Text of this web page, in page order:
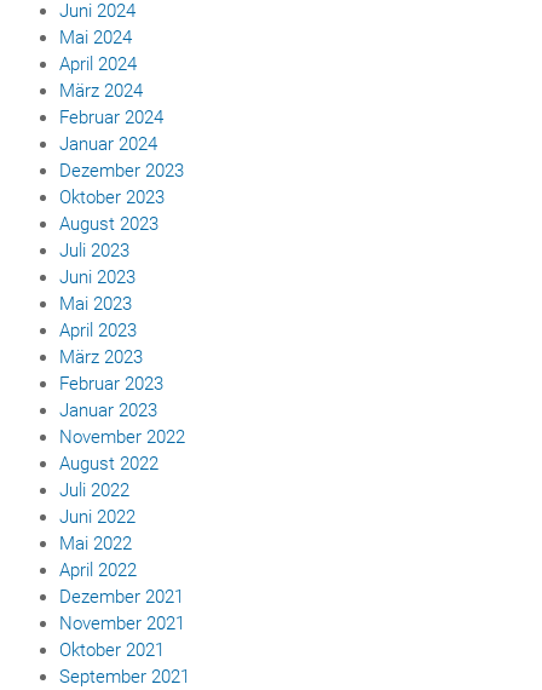
Juni 2024
Mai 2024
April 2024
März 2024
Februar 2024
Januar 2024
Dezember 2023
Oktober 2023
August 2023
Juli 2023
Juni 2023
Mai 2023
April 2023
März 2023
Februar 2023
Januar 2023
November 2022
August 2022
Juli 2022
Juni 2022
Mai 2022
April 2022
Dezember 2021
November 2021
Oktober 2021
September 2021